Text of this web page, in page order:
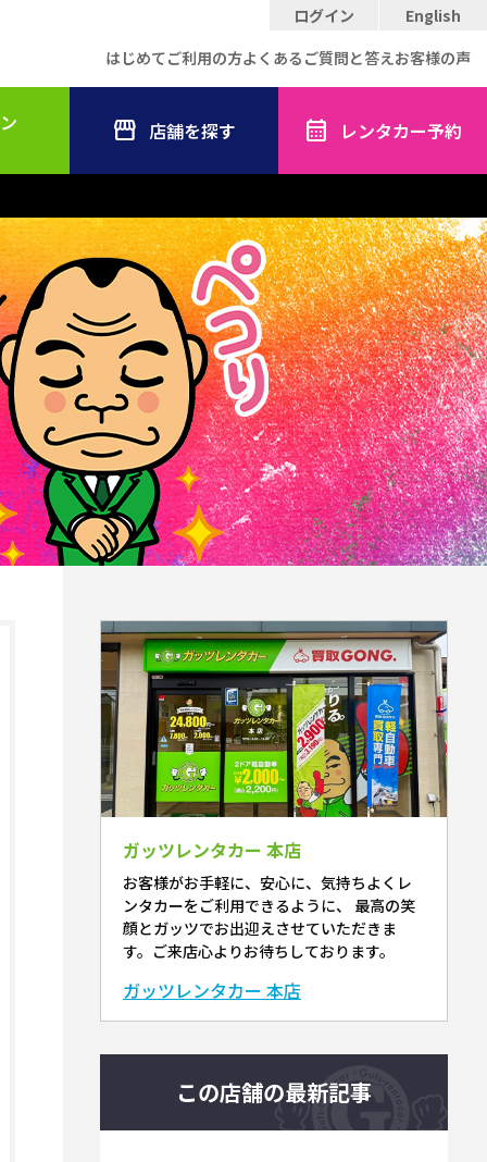
ログイン
English
はじめてご利用の方よくあるご質問と答えお客様の声
店舗を探す レンタカー予約
ガッツレンタカー 本店
お客様がお手軽に、安心に、気持ちよくレ
ンタカーをご利用できるように、 最高の笑
顔とガッツでお出迎えさせていただきま
す。ご来店心よりお待ちしております。
ガッツレンタカー 本店
この店舗の最新記事